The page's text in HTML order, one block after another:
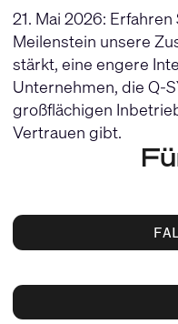
21. Mai 2026:
Meilenstein unsere
stärkt, eine engere
Unternehmen, die Q-
großflächigen
Vertrauen gibt.